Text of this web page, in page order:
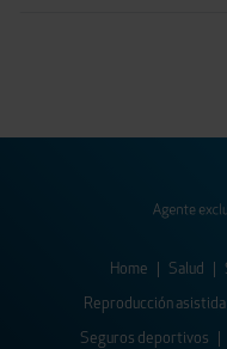
Home Salud
Reproducción asistida
Seguros deportivos